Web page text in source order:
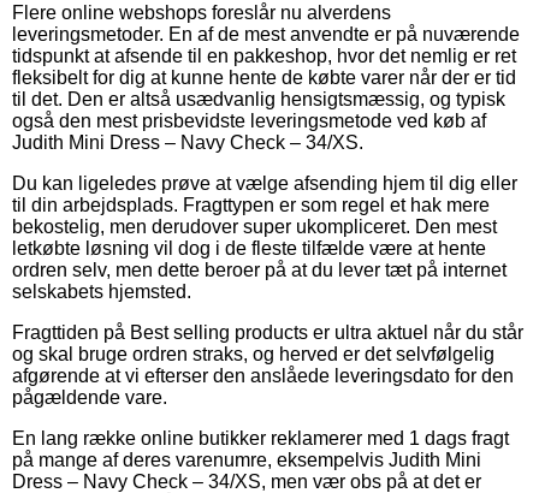
Flere online webshops foreslår nu alverdens
leveringsmetoder. En af de mest anvendte er på nuværende
tidspunkt at afsende til en pakkeshop, hvor det nemlig er ret
fleksibelt for dig at kunne hente de købte varer når der er tid
til det. Den er altså usædvanlig hensigtsmæssig, og typisk
også den mest prisbevidste leveringsmetode ved køb af
Judith Mini Dress – Navy Check – 34/XS.
Du kan ligeledes prøve at vælge afsending hjem til dig eller
til din arbejdsplads. Fragttypen er som regel et hak mere
bekostelig, men derudover super ukompliceret. Den mest
letkøbte løsning vil dog i de fleste tilfælde være at hente
ordren selv, men dette beroer på at du lever tæt på internet
selskabets hjemsted.
Fragttiden på Best selling products er ultra aktuel når du står
og skal bruge ordren straks, og herved er det selvfølgelig
afgørende at vi efterser den anslåede leveringsdato for den
pågældende vare.
En lang række online butikker reklamerer med 1 dags fragt
på mange af deres varenumre, eksempelvis Judith Mini
Dress – Navy Check – 34/XS, men vær obs på at det er